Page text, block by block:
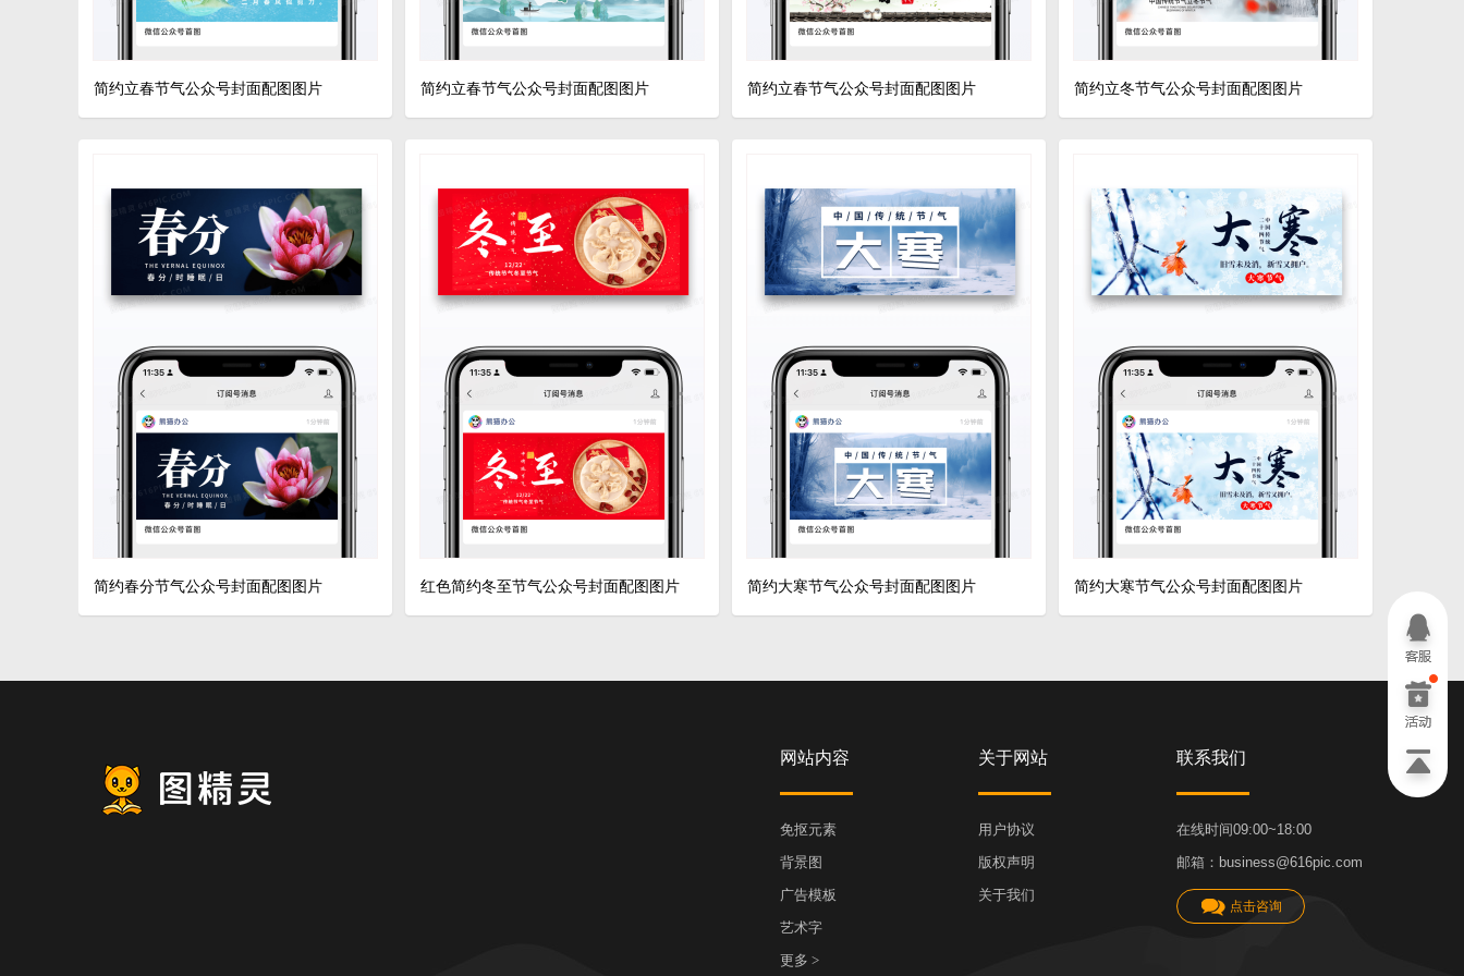
简约立春节气公众号封面配图图片 简约立春节气公众号封面配图图片 简约立春节气公众号封面配图图片 简约立冬节气公众号封面配图图片
简约春分节气公众号封面配图图片 红色简约冬至节气公众号封面配图图片 简约大寒节气公众号封面配图图片 简约大寒节气公众号封面配图图片
网站内容
免抠元素
背景图
广告模板
艺术字
更多 >
关于网站
用户协议
版权声明
关于我们
联系我们
在线时间09:00~18:00
邮箱：business@616pic.com
点击咨询